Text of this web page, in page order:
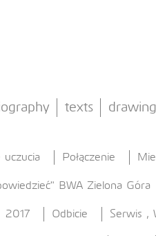
texts
uczucia Połączenie
BWA Zielona Góra
2017 Odbicie Serwis ,